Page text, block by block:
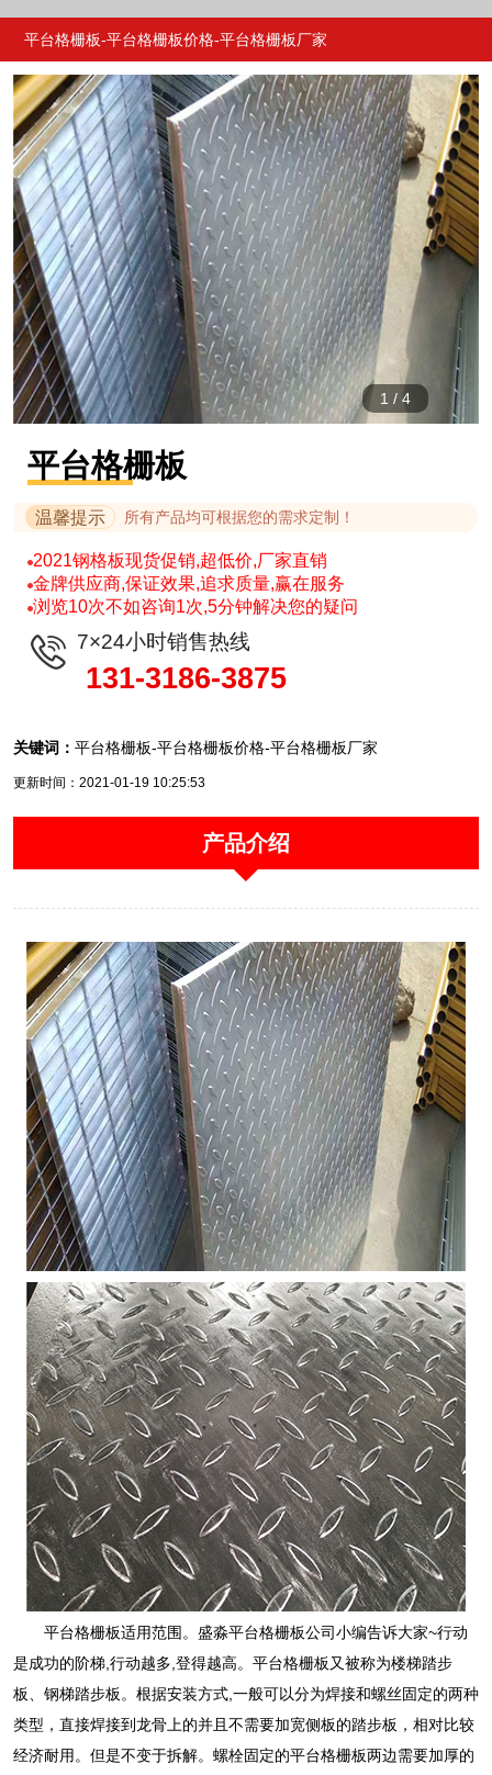
平台格栅板-平台格栅板价格-平台格栅板厂家
产品 介绍 详情 推荐
1 / 4
平台格栅板
温馨提示 所有产品均可根据您的需求定制！
2021钢格板现货促销,超低价,厂家直销
金牌供应商,保证效果,追求质量,赢在服务
浏览10次不如咨询1次,5分钟解决您的疑问
7×24小时销售热线
131-3186-3875
关键词： 平台格栅板-平台格栅板价格-平台格栅板厂家
更新时间：2021-01-19 10:25:53
产品介绍
平台格栅板适用范围。盛淼平台格栅板公司小编告诉大家~行动
是成功的阶梯,行动越多,登得越高。平台格栅板又被称为楼梯踏步
板、钢梯踏步板。根据安装方式,一般可以分为焊接和螺丝固定的两种
类型，直接焊接到龙骨上的并且不需要加宽侧板的踏步板，相对比较
经济耐用。但是不变于拆解。螺栓固定的平台格栅板两边需要加厚的